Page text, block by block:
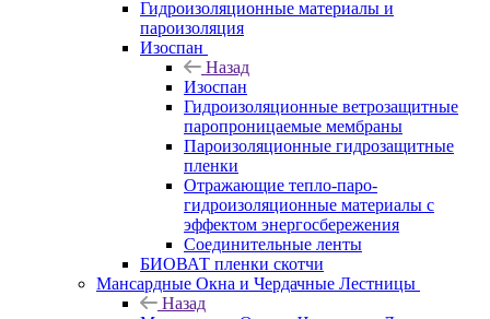
Гидроизоляционные материалы и
пароизоляция
Изоспан
Назад
Изоспан
Гидроизоляционные ветрозащитные
паропроницаемые мембраны
Пароизоляционные гидрозащитные
пленки
Отражающие тепло-паро-
гидроизоляционные материалы с
эффектом энергосбережения
Соединительные ленты
БИОВАТ пленки скотчи
Мансардные Окна и Чердачные Лестницы
Назад